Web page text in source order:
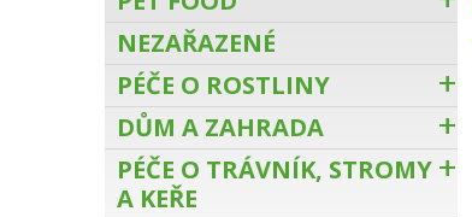
NEZAŘAZENÉ
PÉČE O ROSTLINY
DŮM A ZAHRADA
PÉČE O TRÁVNÍK, STROMY
A KEŘE